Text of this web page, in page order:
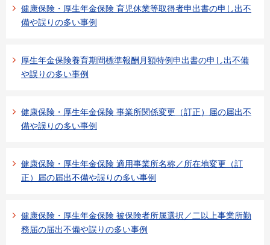
健康保険・厚生年金保険 育児休業等取得者申出書の申し出不
備や誤りの多い事例
厚生年金保険養育期間標準報酬月額特例申出書の申し出不備
や誤りの多い事例
健康保険・厚生年金保険 事業所関係変更（訂正）届の届出不
備や誤りの多い事例
健康保険・厚生年金保険 適用事業所名称／所在地変更（訂
正）届の届出不備や誤りの多い事例
健康保険・厚生年金保険 被保険者所属選択／二以上事業所勤
務届の届出不備や誤りの多い事例